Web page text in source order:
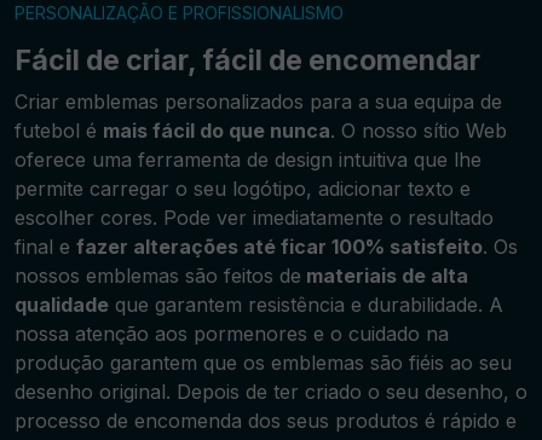
PERSONALIZAÇÃO E PROFISSIONALISMO
Fácil de criar, fácil de encomendar
Criar emblemas personalizados para a sua equipa de
futebol é mais fácil do que nunca. O nosso sítio Web
oferece uma ferramenta de design intuitiva que lhe
permite carregar o seu logótipo, adicionar texto e
escolher cores. Pode ver imediatamente o resultado
final e fazer alterações até ficar 100% satisfeito. Os
nossos emblemas são feitos de materiais de alta
qualidade que garantem resistência e durabilidade. A
nossa atenção aos pormenores e o cuidado na
produção garantem que os emblemas são fiéis ao seu
desenho original. Depois de ter criado o seu desenho, o
processo de encomenda dos seus produtos é rápido e